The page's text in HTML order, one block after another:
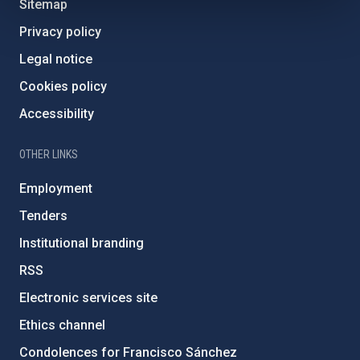
Sitemap
Privacy policy
Legal notice
Cookies policy
Accessibility
OTHER LINKS
Employment
Tenders
Institutional branding
RSS
Electronic services site
Ethics channel
Condolences for Francisco Sánchez